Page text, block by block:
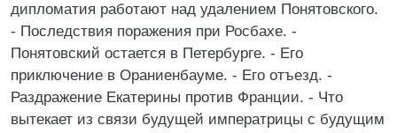
дипломатия работают над удалением Понятовского.
- Последствия поражения при Росбахе. -
Понятовский остается в Петербурге. - Его
приключение в Ораниенбауме. - Его отъезд. -
Раздражение Екатерины против Франции. - Что
вытекает из связи будущей императрицы с будущим